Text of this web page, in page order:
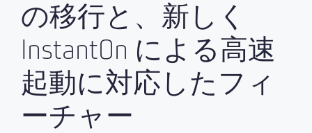
の移行と、新しく
InstantOn による高速
起動に対応したフィ
ーチャー